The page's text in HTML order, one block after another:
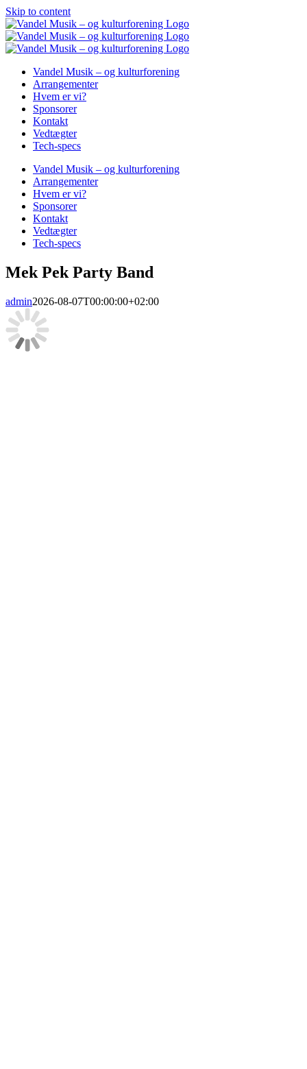
Skip to content
Vandel Musik – og kulturforening
Arrangementer
Hvem er vi?
Sponsorer
Kontakt
Vedtægter
Tech-specs
Vandel Musik – og kulturforening
Arrangementer
Hvem er vi?
Sponsorer
Kontakt
Vedtægter
Tech-specs
Mek Pek Party Band
admin2026-08-07T00:00:00+02:00